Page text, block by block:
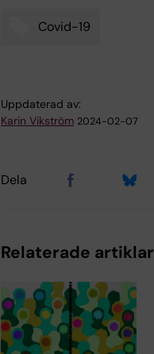
Covid-19
Uppdaterad av:
Karin Vikström 2024-02-07
Dela
Relaterade artiklar